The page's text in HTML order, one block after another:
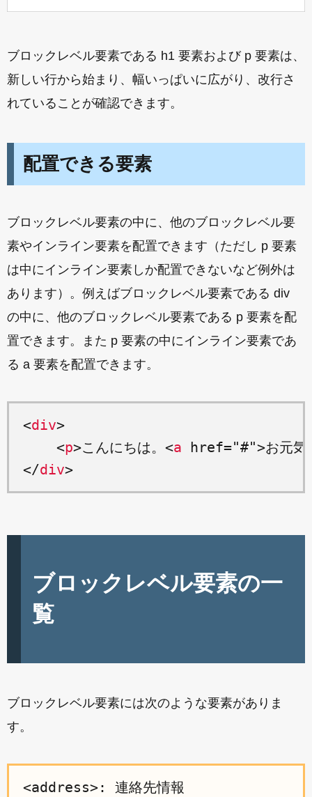
ブロックレベル要素である h1 要素および p 要素は、
新しい行から始まり、幅いっぱいに広がり、改行さ
れていることが確認できます。
配置できる要素
ブロックレベル要素の中に、他のブロックレベル要
素やインライン要素を配置できます（ただし p 要素
は中にインライン要素しか配置できないなど例外は
あります）。例えばブロックレベル要素である div
の中に、他のブロックレベル要素である p 要素を配
置できます。また p 要素の中にインライン要素であ
る a 要素を配置できます。
<div>
    <
p>こんにちは。<a href="#">お元
</div
ブロックレベル要素の一
覧
ブロックレベル要素には次のような要素がありま
す。
<address>: 連絡先情報